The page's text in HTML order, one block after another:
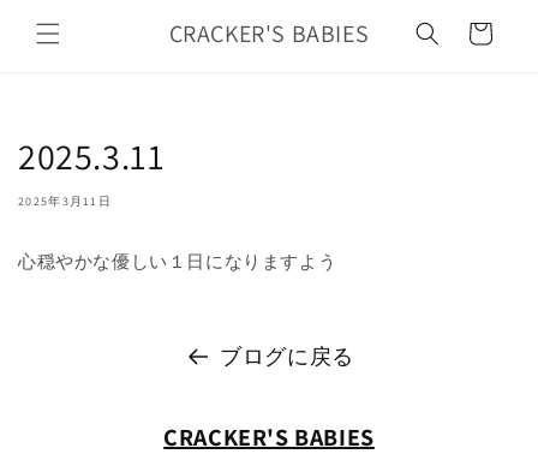
ンツに
進む
CRACKER'S BABIES
ー
2025.3.11
2025年3月11日
心穏やかな優しい１日になりますよう
ブログに戻る
CRACKER'S BABIES